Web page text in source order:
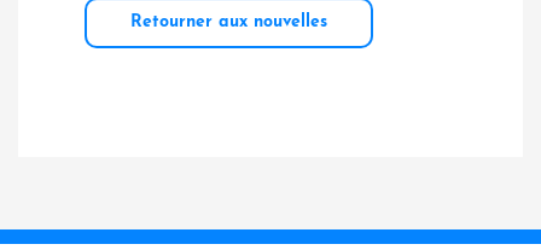
Retourner aux nouvelles